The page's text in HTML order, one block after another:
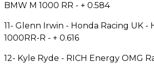
BMW M 1000 RR - + 0.584
11- Glenn Irwin - Honda Racing UK -
1000RR-R - + 0.616
12- Kyle Ryde - RICH Energy OMG